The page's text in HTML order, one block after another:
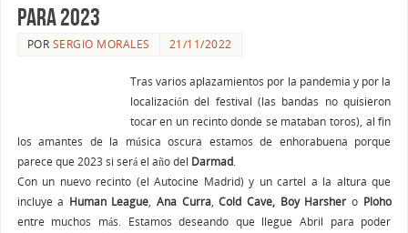
para 2023
POR SERGIO MORALES 21/11/2022
Tras varios aplazamientos por la pandemia y por la
localización del festival (las bandas no quisieron
tocar en un recinto donde se mataban toros), al fin
los amantes de la música oscura estamos de enhorabuena porque
parece que 2023 si será el año del Darmad.
Con un nuevo recinto (el Autocine Madrid) y un cartel a la altura que
incluye a Human League,Ana Curra,Cold Cave, Boy Harshero Ploho
entre muchos más. Estamos deseando que llegue Abril para poder